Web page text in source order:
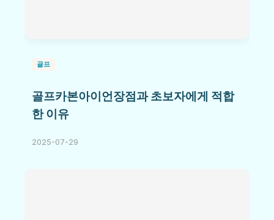
골프
골프카본아이언장점과 초보자에게 적합
한 이유
2025-07-29